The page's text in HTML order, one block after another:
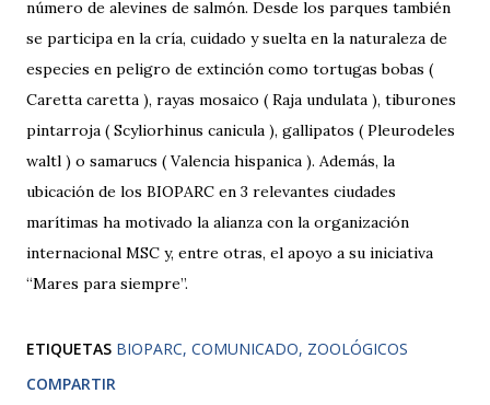
número de alevines de salmón. Desde los parques también
se participa en la cría, cuidado y suelta en la naturaleza de
especies en peligro de extinción como tortugas bobas (
Caretta caretta ), rayas mosaico ( Raja undulata ), tiburones
pintarroja ( Scyliorhinus canicula ), gallipatos ( Pleurodeles
waltl ) o samarucs ( Valencia hispanica ). Además, la
ubicación de los BIOPARC en 3 relevantes ciudades
marítimas ha motivado la alianza con la organización
internacional MSC y, entre otras, el apoyo a su iniciativa
“Mares para siempre”.
ETIQUETAS BIOPARC COMUNICADO ZOOLÓGICOS
COMPARTIR